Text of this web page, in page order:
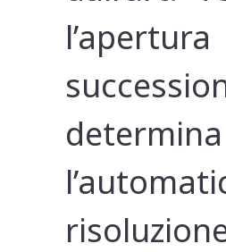
determina